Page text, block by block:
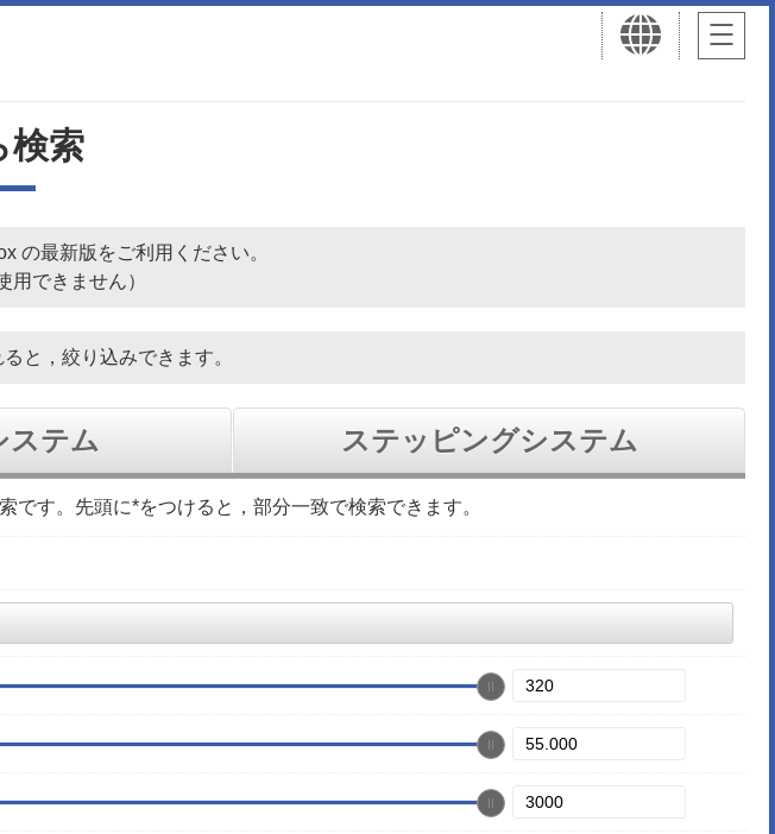
検索
の最新版をご利用ください。
用できません）
と， 絞り込みできます。
ステム ステッピングシステム
です。先頭に*をつけると，部分一致で検索できます。